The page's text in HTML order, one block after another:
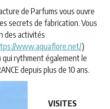
de Parfums vous ouvre
secrets de fabrication. Vous
des activités
www.aquaflore.net/)
qui rythment également le
depuis plus de 10 ans.
VISITES